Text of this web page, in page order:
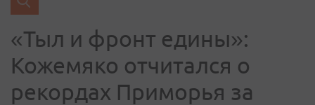
«Тыл и фронт едины»:
Кожемяко отчитался о
рекордах Приморья за